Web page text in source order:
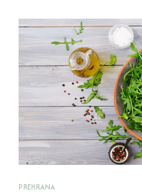
PREHRANA